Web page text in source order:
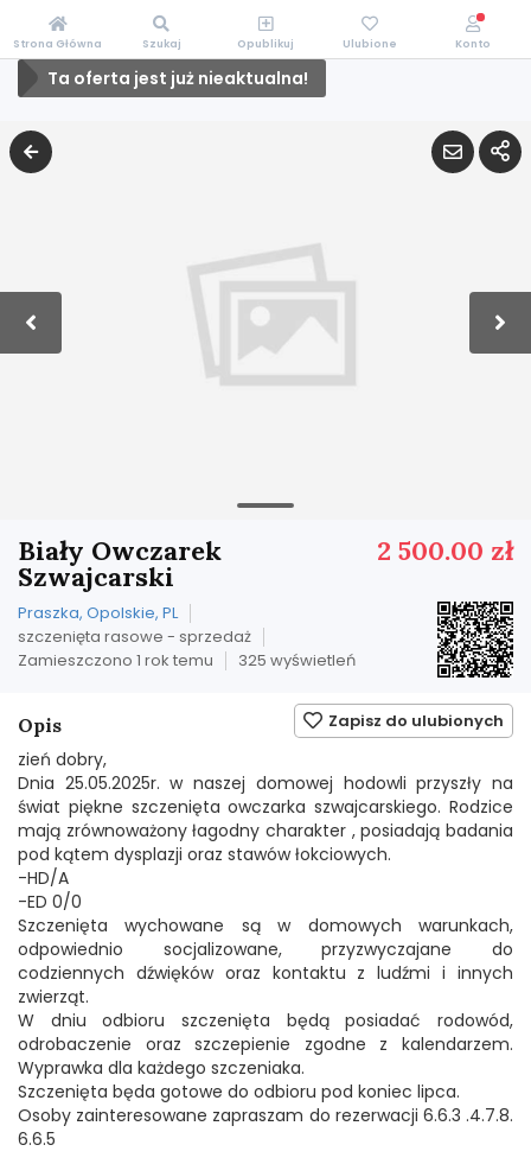
Ta oferta jest już nieaktualna!
2 500.00 zł
Biały Owczarek
Szwajcarski
Praszka, Opolskie, PL
szczenięta rasowe - sprzedaż
Zamieszczono 1 rok temu
325 wyświetleń
Zapisz do ulubionych
Opis
zień dobry,
Dnia 25.05.2025r. w naszej domowej hodowli przyszły na
świat piękne szczenięta owczarka szwajcarskiego. Rodzice
mają zrównoważony łagodny charakter , posiadają badania
pod kątem dysplazji oraz stawów łokciowych.
-HD/A
-ED 0/0
Szczenięta wychowane są w domowych warunkach,
odpowiednio socjalizowane, przyzwyczajane do
codziennych dźwięków oraz kontaktu z ludźmi i innych
zwierząt.
W dniu odbioru szczenięta będą posiadać rodowód,
odrobaczenie oraz szczepienie zgodne z kalendarzem.
Wyprawka dla każdego szczeniaka.
Szczenięta będa gotowe do odbioru pod koniec lipca.
Osoby zainteresowane zapraszam do rezerwacji 6.6.3 .4.7.8.
6.6.5
Strona Główna Szukaj Opublikuj Ulubione Konto